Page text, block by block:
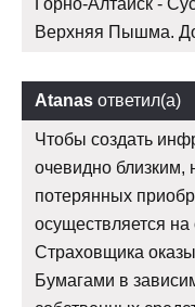
Верхняя Пышма.
Atanas ответил(а)
Чтобы создать
очевидно близким,
потерянных
осуществляется
Страховщика
Бумагами в